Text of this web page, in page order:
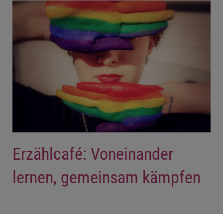
Erzählcafé: Voneinander
lernen, gemeinsam kämpfen